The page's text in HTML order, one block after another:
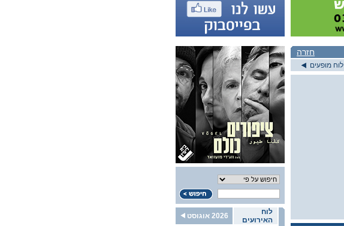
לוח
האירועים
2026 אוגוסט
חזרה
לוח מופעים